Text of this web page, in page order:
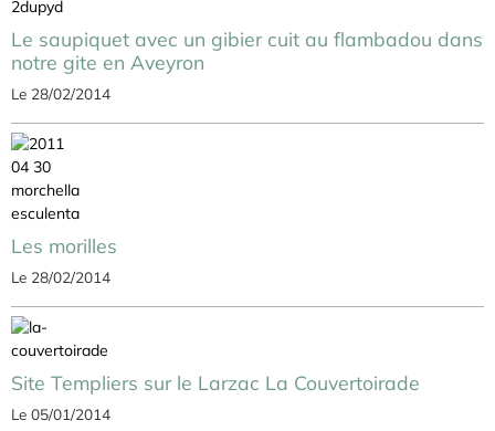
Le saupiquet avec un gibier cuit au flambadou dans
notre gite en Aveyron
Le 28/02/2014
Les morilles
Le 28/02/2014
Site Templiers sur le Larzac La Couvertoirade
Le 05/01/2014